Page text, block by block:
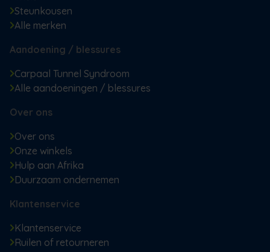
Steunkousen
Alle merken
Aandoening / blessures
Carpaal Tunnel Syndroom
Alle aandoeningen / blessures
Over ons
Over ons
Onze winkels
Hulp aan Afrika
Duurzaam ondernemen
Klantenservice
Klantenservice
Ruilen of retourneren